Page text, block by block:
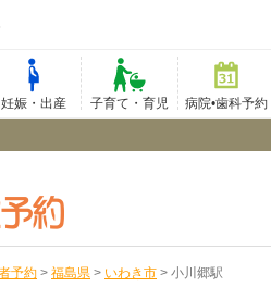
妊娠・出産 子育て・育児 病院•歯科予約
予約 > 福島県 > いわき市 > 小川郷駅